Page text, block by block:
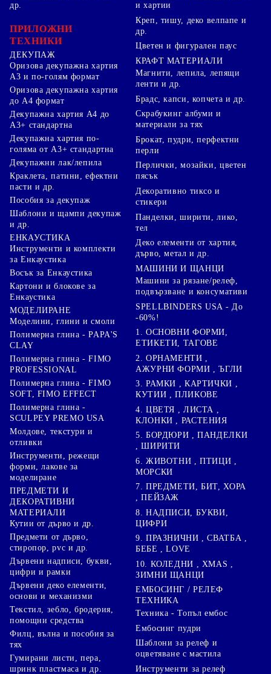
др.
ПРИЛОЖНИ
ТЕХНИКИ
ДЕКУПАЖ
Оризова декупажна хартия
А3 и по-голям формат
Оризова декупажна хартия
до А4 формат
Декупажна хартия А4 до
А3+ стандартна
Декупажна хартия по-
голяма от А3+ стандартна
Декупажни лак/лепила
Краклета, патини, ефектни
пасти и др.
Пособия за декупаж
Шаблони и щампи декупаж
и др.
ЕНКАУСТИКА
Инструменти и комплекти
за Енкаустика
Восък за Енкаустика
Картони и блокове за
Енкаустика
МОДЕЛИРАНЕ
Моделини, глини и смоли
Полимерна глина - PAPA'S
CLAY
Полимерна глина - FIMO
PROFESSIONAL
Полимерна глина - FIMO
SOFT, FIMO EFFECT
Полимерна глина -
SCULPEY PREMO USA
Молдове, текстури и
отливки
Инструменти, режещи
форми, лакове за
моделиране
ПРЕДМЕТИ И
ДЕКОРАТИВНИ
МАТЕРИАЛИ
Кутии от дърво и др.
Предмети от дърво,
стиропор, pvc и др.
Дървени надписи, букви,
цифри и рамки
Дървени деко елементи,
основи и механизми
Текстил, зебло, бродерия,
помощни средства
Филц, вълна и пособия за
тях
Гумирани листи, пера,
шринк пластмаса и др.
и хартии
Креп, тишу, деко велпапе и
др.
Цветен и фигурален паус
КРАФТ МАТЕРИАЛИ
Магнити, лепила, лепящи
ленти и др.
Брадс, капси, копчета и др.
Скрабукинг албуми и
материали за тях
Брокат, пудри, перфектни
перли
Перлички, мозайки, цветен
пясък
Декоративно тиксо и
стикери
Панделки, ширити, лико,
тел
Деко елементи от хартия,
дърво, метал и др.
МАШИНИ И ЩАНЦИ
Машини за рязане/релеф,
подвързване и консумативи
SPELLBINDERS USA - До
-60%!
1. ОСНОВНИ ФОРМИ,
ЕТИКЕТИ, ТАГОВЕ
2. ОРНАМЕНТИ ,
АЖУРНИ ФОРМИ , ЪГЛИ
3. РАМКИ , КАРТИЧКИ ,
КУТИИ , ПЛИКОВЕ
4. ЦВЕТЯ , ЛИСТА ,
КЛОНКИ , РАСТЕНИЯ
5. БОРДЮРИ , ПАНДЕЛКИ
, ШИРИТИ
6. ЖИВОТНИ , ПТИЦИ ,
МОРСКИ
7. ПРЕДМЕТИ, БИТ, ХОРА
, ПЕЙЗАЖ
8. НАДПИСИ, БУКВИ,
ЦИФРИ
9. ПРАЗНИЧНИ , СВАТБА ,
БЕБЕ , LOVE
10. КОЛЕДНИ , XMAS ,
ЗИМНИ ЩАНЦИ
ЕМБОСИНГ / РЕЛЕФ
ТЕХНИКА
Техника - Топъл ембос
Ембосинг пудри
Шаблони за релеф и
оцветяване с мастила
Инструменти за релеф